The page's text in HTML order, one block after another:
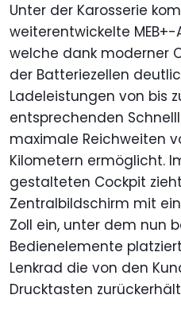
Unter der Karosserie
weiterentwickelte
welche dank moderner
der Batteriezellen
Ladeleistungen von bis
entsprechenden
maximale Reichweiten
Kilometern ermöglicht.
gestalteten Cockpit
Zentralbildschirm mit
Zoll ein, unter dem nun
Bedienelemente
Lenkrad die von den
Drucktasten